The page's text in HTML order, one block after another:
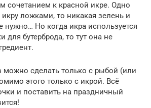
сочетанием к красной икре. Одно
ложками, то никакая зелень и
нужно… Но когда икра используется
для бутерброда, то тут она не
можно сделать только с рыбой (или
этого только с икрой. Всё
и поставить на праздничный